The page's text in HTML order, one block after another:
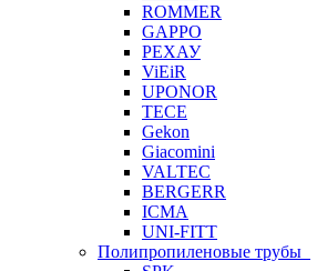
ROMMER
GAPPO
РЕХАУ
ViEiR
UPONOR
TECE
Gekon
Giacomini
VALTEC
BERGERR
ICMA
UNI-FITT
Полипропиленовые трубы